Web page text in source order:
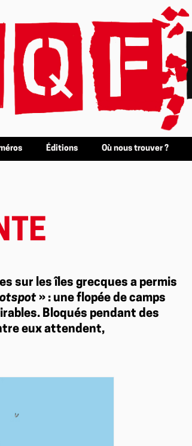
Éditions Où nous trouver ?
sur les îles grecques a permis
» : une flopée de camps
Bloqués pendant des
eux attendent,